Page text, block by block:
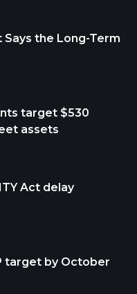
can be found at
Says the Long-Term
target $530
assets
Act delay
target by October